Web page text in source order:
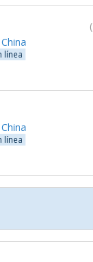
línea
línea